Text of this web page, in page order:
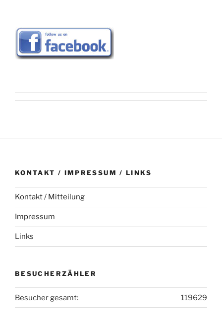
KONTAKT / IMPRESSUM / LINKS
Kontakt / Mitteilung
Impressum
Links
BESUCHERZÄHLER
119629
Besucher gesamt: